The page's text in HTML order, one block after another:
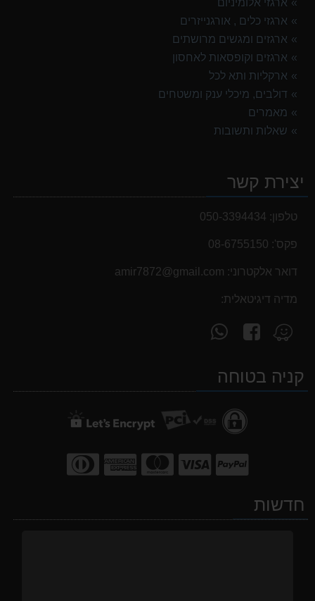
ארגזי אלומיניום
ארגזי כלים , אורגנייזרים
ארגזים ומגשים מרושתים
ארגזים וקופסאות לאחסון
ארקליות ותא לכל
דולבים, מיכלי ענק ומשטחים
מאמרים
שאלות ותשובות
יצירת קשר
טלפון: 050-3394434
פקס': 08-6755150
דואר אלקטרוני: ‫amir7872@gmail.com‬
מדיה דיגיטאלית:
מצא
אותנו
Waze
עקוב
אחרינו
facebookקניה בטוחה
חדשות